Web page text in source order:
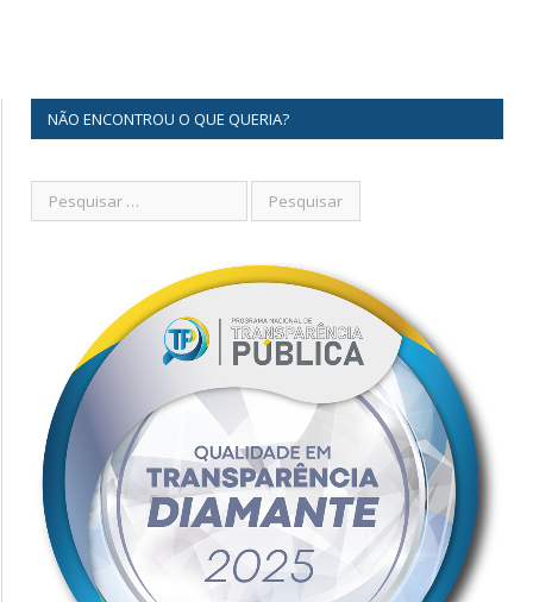
NÃO ENCONTROU O QUE QUERIA?